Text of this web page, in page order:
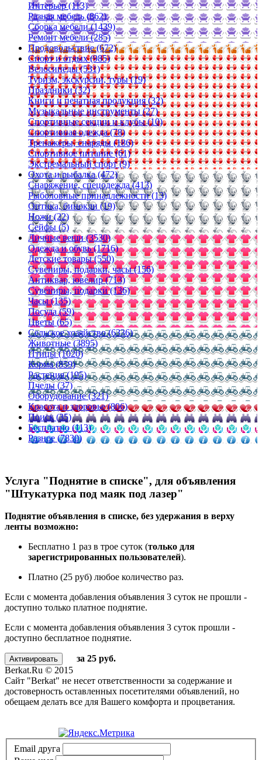
Интерьер (113)
Разная мебель (862)
Сборка мебели (1439)
Ремонт мебели (285)
Продовольствие (672)
Спорт и отдых (985)
Велосипеды (531)
Туризм, экскурсии, туры (19)
Праздники (32)
Книги и печатная продукция (32)
Музыкальные инструменты (27)
Спортивные секции и клубы (10)
Спортивная одежда (78)
Тренажеры, снаряды (186)
Спортивное питание (61)
Экстремальный спорт (9)
Охота и рыбалка (472)
Снаряжение, спецодежда (413)
Рыболовные принадлежности (13)
Оптика, бинокли (19)
Ножи (22)
Сейфы (5)
Личные вещи (3530)
Одежда и обувь (1716)
Детские товары (550)
Сувениры, подарки, часы (156)
Антиквар, ювелир (713)
Сувениры, подарки (136)
Часы (135)
Посуда (59)
Цветы (65)
Сельское хозяйство (6336)
Животные (3895)
Птицы (1020)
Корма (859)
Растения (195)
Пчелы (37)
Оборудование (321)
Красота и здоровье (806)
Поиск (35)
Бесплатно (113)
Разное (7830)
Услуга "Поднятие в списке", для объявления
"Штукатурка под маяк под лазер"
Поднятие объявления в списке, без удержания в верху
ленты возможно:
Бесплатно 1 раз в трое суток (только для
зарегистрированных пользователей).
Платно (25 руб) любое количество раз.
Если с момента добавления объявления 3 суток не прошли -
доступно только платное поднятие.
Если с момента добавления объявления 3 суток прошли -
доступно бесплатное поднятие.
за 25 руб.
Berkat.Ru © 2015
Сайт "Berkat" не несет ответственности за содержание и
достоверность оставленных посетителями объявлений, но
обещаем делать все для Вашего комфорта и процветания.
Email друга